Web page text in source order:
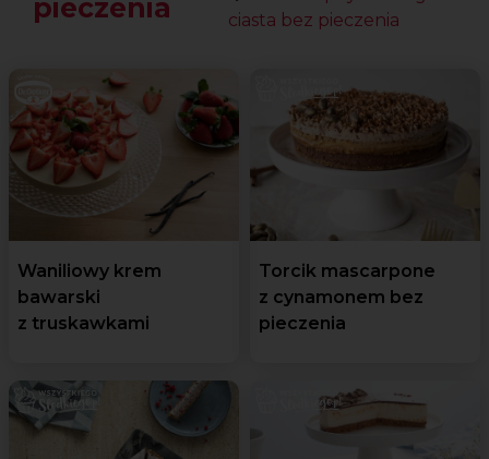
pieczenia
ciasta bez pieczenia
Waniliowy krem
bawarski
z truskawkami
Torcik mascarpone
z cynamonem bez
pieczenia